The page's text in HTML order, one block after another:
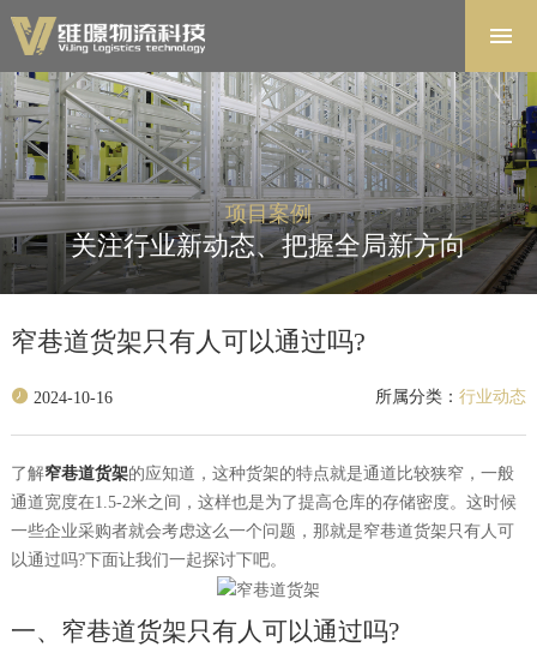
解决方案
软件系统
产品中心
项目案例
关于维暻
联系我们
项目案例
关注行业新动态、把握全局新方向
窄巷道货架只有人可以通过吗?
2024-10-16 所属分类：行业动态
了解窄巷道货架的应知道，这种货架的特点就是通道比较狭窄，一般
通道宽度在1.5-2米之间，这样也是为了提高仓库的存储密度。这时候
一些企业采购者就会考虑这么一个问题，那就是窄巷道货架只有人可
以通过吗?下面让我们一起探讨下吧。
一、 窄巷道货架只有人可以通过吗?